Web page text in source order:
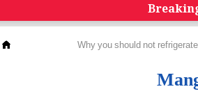
Why you should not